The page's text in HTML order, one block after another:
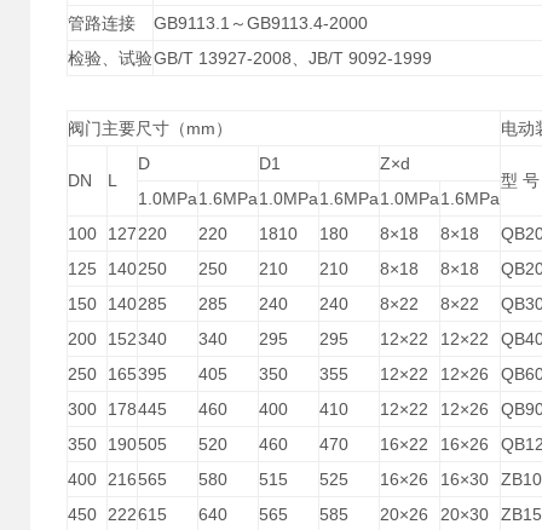
管路连接
GB9113.1～GB9113.4-2000
检验、试验GB/T 13927-2008、JB/T 9092-1999
阀门主要尺寸（mm） 电动
DN L
D D1
Z×d
型 号
1.0MPa1.6MPa1.0MPa1.6MPa1.0MPa1.6MPa
100
127220 220 1810 180 8×18 8×18
125
140250 250 210 210 8×18 8×18
150
140285 285 240 240 8×22 8×22
200
152340 340 295 295 12×22 12×22
250
165395 405 350 355 12×22 12×26
300
178445 460 400 410 12×22 12×26
350
190505 520 460 470 16×22 16×26
400
216565 580 515 525 16×26 16×30
ZB10
450
222615 640 565 585 20×26 20×30
ZB15